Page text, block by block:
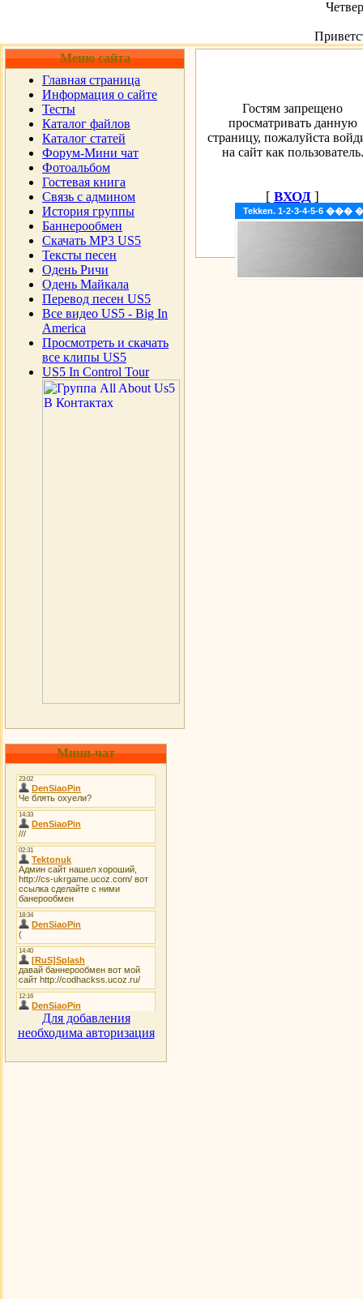
Меню сайта
Главная страница
Информация о сайте
Тесты
Каталог файлов
Каталог статей
Форум-Мини чат
Фотоальбом
Гостевая книга
Cвязь с админом
История группы
Баннерообмен
Скачать MP3 US5
Тексты песен
Одень Ричи
Одень Майкала
Перевод песен US5
Все видео US5 - Big In
America
Просмотреть и скачать
все клипы US5
US5 In Control Tour
Tekken. 1-2-3-4-5-6
Мини-чат
Для добавления
необходима авторизация
Гостям запрещено
просматривать данную
страницу, пожалуйста
на сайт как пользователь.
[ ВХОД ]